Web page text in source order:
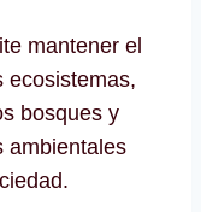
mantener el
ecosistemas,
bosques y
ambientales